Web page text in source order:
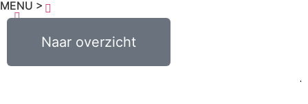
MENU >
Naar overzicht
0,00